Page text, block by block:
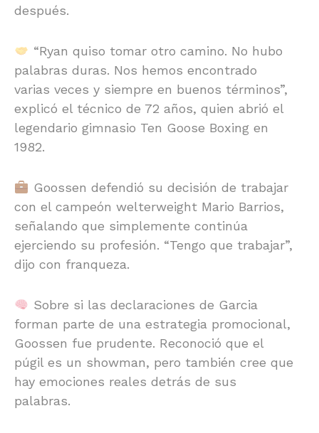
después.
“Ryan quiso tomar otro camino. No hubo
palabras duras. Nos hemos encontrado
varias veces y siempre en buenos términos”,
explicó el técnico de 72 años, quien abrió el
legendario gimnasio Ten Goose Boxing en
1982.
Goossen defendió su decisión de trabajar
con el campeón welterweight Mario Barrios,
señalando que simplemente continúa
ejerciendo su profesión. “Tengo que trabajar”,
dijo con franqueza.
Sobre si las declaraciones de Garcia
forman parte de una estrategia promocional,
Goossen fue prudente. Reconoció que el
púgil es un showman, pero también cree que
hay emociones reales detrás de sus
palabras.